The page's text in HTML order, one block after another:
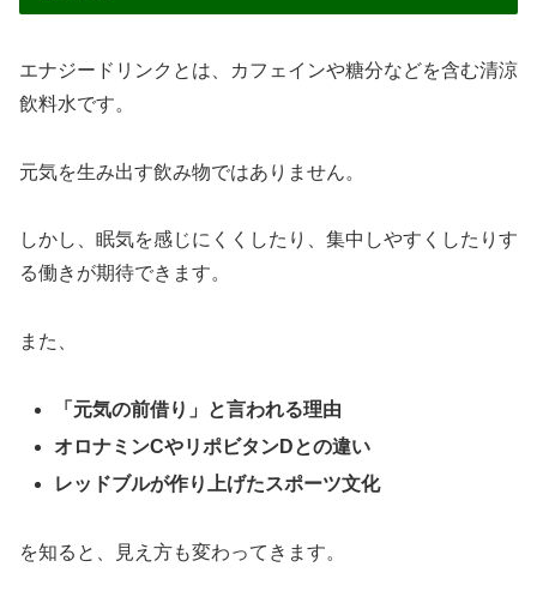
エナジードリンクとは、カフェインや糖分などを含む清涼
飲料水です。
元気を生み出す飲み物ではありません。
しかし、眠気を感じにくくしたり、集中しやすくしたりす
る働きが期待できます。
また、
「元気の前借り」と言われる理由
オロナミンCやリポビタンDとの違い
レッドブルが作り上げたスポーツ文化
を知ると、見え方も変わってきます。